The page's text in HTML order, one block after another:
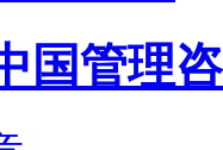
国管理